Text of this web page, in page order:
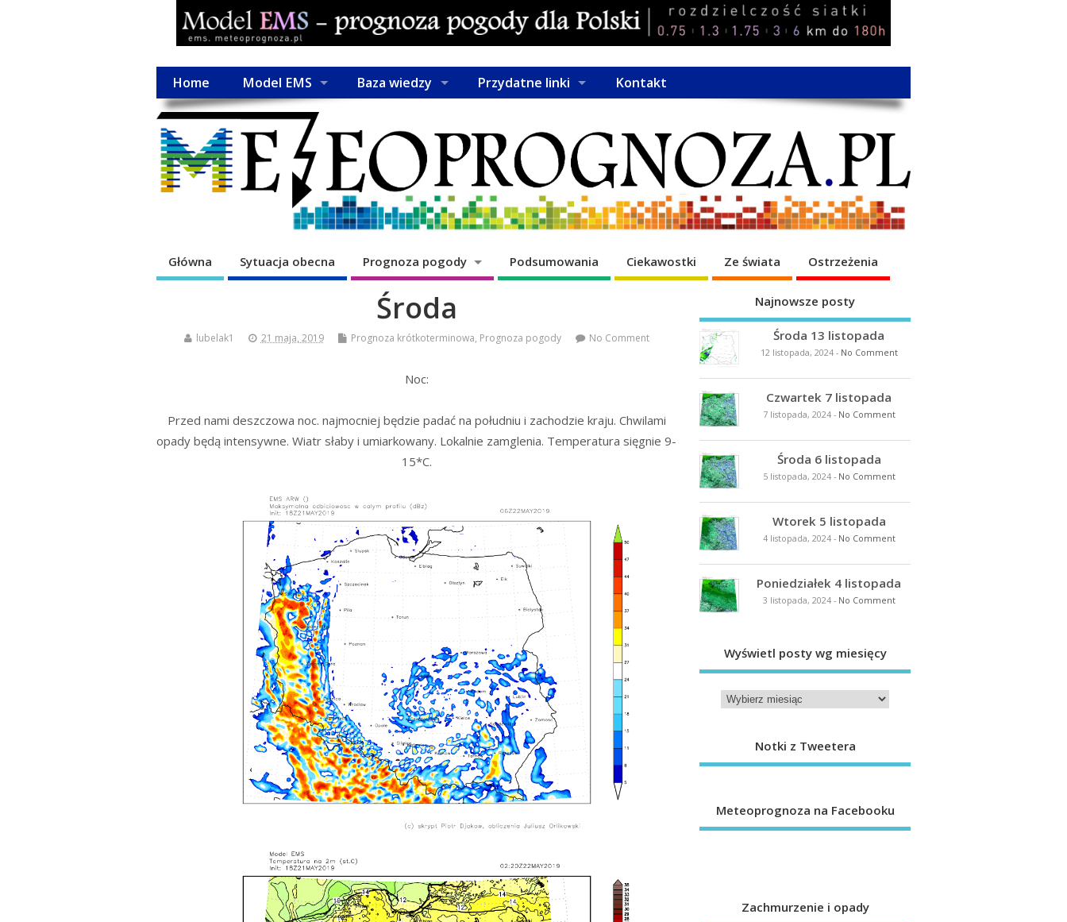
Home Model EMS Baza wiedzy Przydatne linki Kontakt
Główna Sytuacja obecna Prognoza pogody Podsumowania Ciekawostki Ze świata Ostrzeżenia
Środa
lubelak1 21 maja, 2019 Prognoza krótkoterminowa, Prognoza pogody No Comment
Noc:
Przed nami deszczowa noc. najmocniej będzie padać na południu i zachodzie kraju. Chwilami
opady będą intensywne. Wiatr słaby i umiarkowany. Lokalnie zamglenia. Temperatura sięgnie 9-
15*C.
Najnowsze posty
Środa 13 listopada
12 listopada, 2024- No Comment
Czwartek 7 listopada
7 listopada, 2024- No Comment
Środa 6 listopada
5 listopada, 2024- No Comment
Wtorek 5 listopada
4 listopada, 2024- No Comment
Poniedziałek 4 listopada
3 listopada, 2024- No Comment
Wyświetl posty wg miesięcy
Notki z Tweetera
Meteoprognoza na Facebooku
Zachmurzenie i opady